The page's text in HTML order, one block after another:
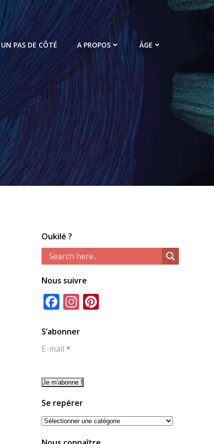
UN PAS DE CÔTÉ A PROPOS ÂGE
Oukilé ?
Nous suivre
Facebook
Instagram
S’abonner
E-mail *
Se repérer
Se